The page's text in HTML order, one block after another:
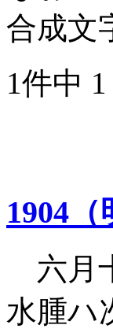
合成文
1件中 1
1904
六月
水腫ハ